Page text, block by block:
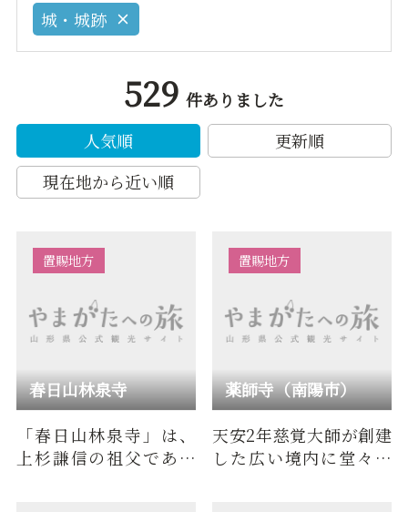
城・城跡
529 件ありました
人気順
更新順
現在地から近い順
春日山林泉寺
置賜地方
「春日山林泉寺」は、
上杉謙信の祖父である
薬師寺（南陽市）
置賜地方
天安2年慈覚大師が創建
した広い境内に堂々伽